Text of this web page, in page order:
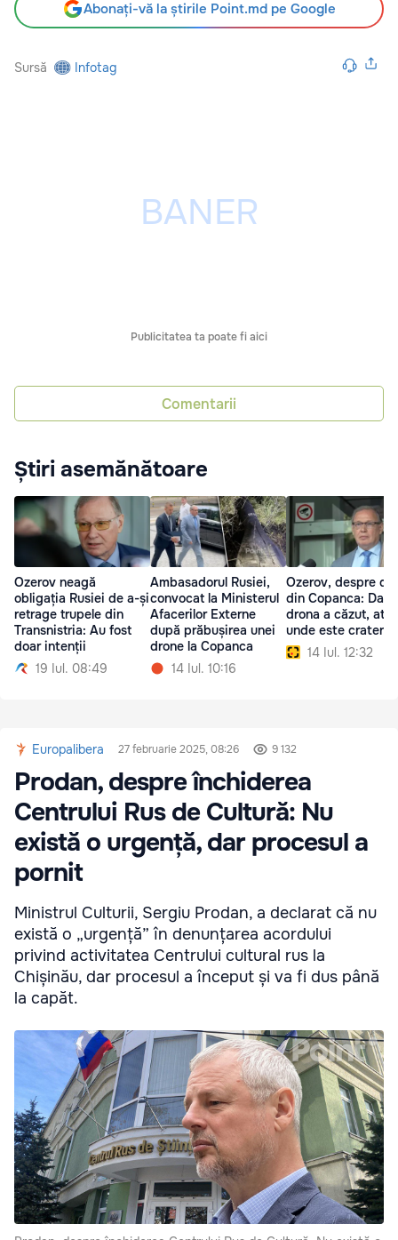
Abonați-vă la știrile Point.md pe Google
Sursă Infotag
Publicitatea ta poate fi aici
Comentarii
Știri asemănătoare
Ozerov neagă
obligația Rusiei de a-și
retrage trupele din
Transnistria: Au fost
doar intenții
19 Iul. 08:49
Ambasadorul Rusiei,
convocat la Ministerul
Afacerilor Externe
după prăbușirea unei
drone la Copanca
14 Iul. 10:16
Ozerov, despre
din Copanca: Dacă
drona a căzut,
unde este
14 Iul. 12:32
Europalibera 27 februarie 2025, 08:26 9 132
Prodan, despre închiderea
Centrului Rus de Cultură: Nu
există o urgență, dar procesul a
pornit
Ministrul Culturii, Sergiu Prodan, a declarat că nu
există o „urgență” în denunțarea acordului
privind activitatea Centrului cultural rus la
Chișinău, dar procesul a început și va fi dus până
la capăt.